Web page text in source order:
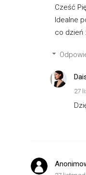
Cześć
Idealne
co dzień
27